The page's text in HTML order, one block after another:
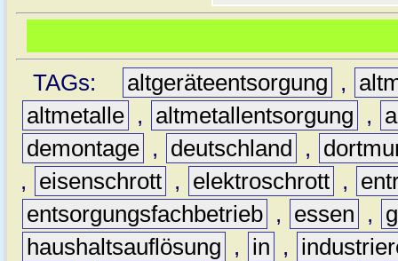
TAGs: altgeräteentsorgung ,
altmetalle , altmetallentsorgung ,
demontage , deutschland ,
,
eisenschrott , elektroschrott ,
entsorgungsfachbetrieb , essen ,
haushaltsauflösung
, in ,